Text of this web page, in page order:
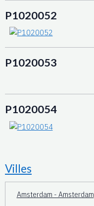
P1020052
P1020053
P1020054
Villes
Amsterdam - Amsterdam